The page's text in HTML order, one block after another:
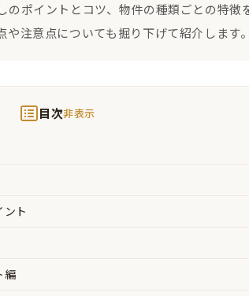
のポイントとコツ、物件の種類ごとの特徴
注意点についても掘り下げて紹介します。
目次非表示
ト
編